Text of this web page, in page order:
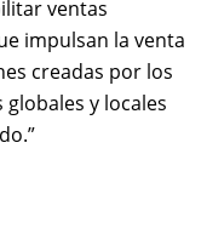
ventas
impulsan la venta
creadas por los
y locales